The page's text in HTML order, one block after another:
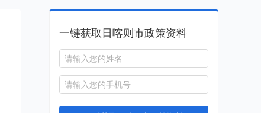
一键获取日喀则市政策资料